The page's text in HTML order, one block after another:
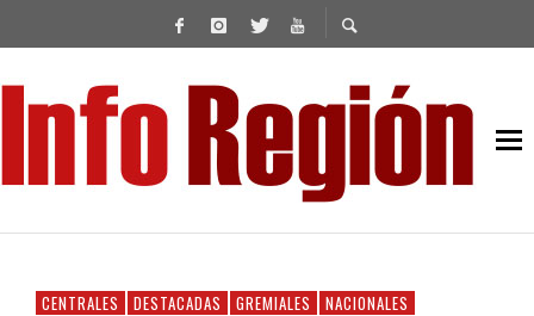
CENTRALES DESTACADAS GREMIALES NACIONALES